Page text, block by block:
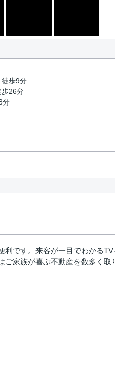
徒歩9分
歩26分
分
です。来客が一目でわかる
家族が喜ぶ不動産を数多く取